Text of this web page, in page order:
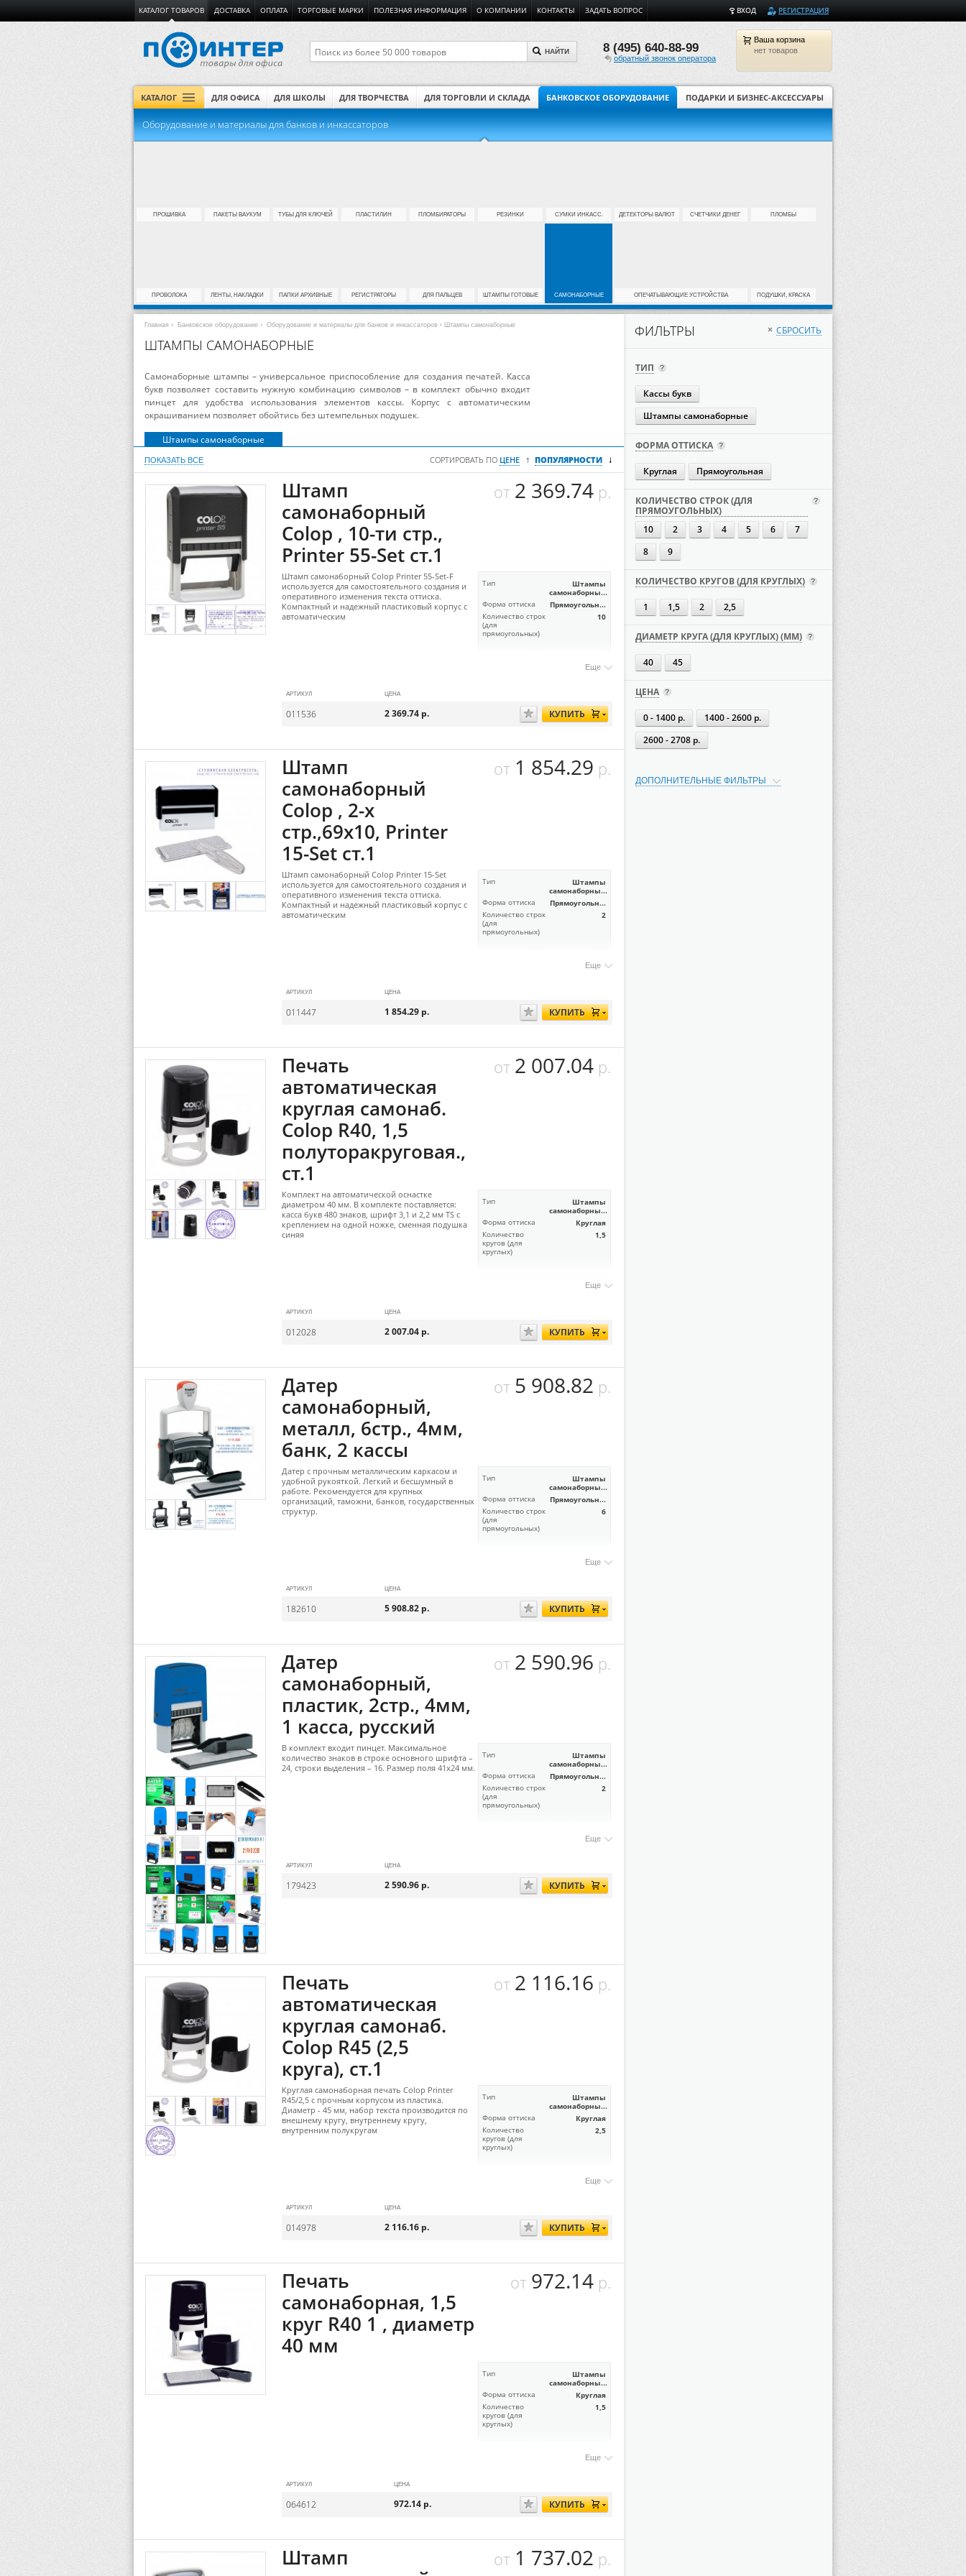
ВХОД РЕГИСТРАЦИЯ
КАТАЛОГ ТОВАРОВ ДОСТАВКА ОПЛАТА ТОРГОВЫЕ МАРКИ ПОЛЕЗНАЯ ИНФОРМАЦИЯ О КОМПАНИИ КОНТАКТЫ ЗАДАТЬ ВОПРОС
Ваша корзина
нет товаров
8 (495) 640-88-99
обратный звонок оператора
НАЙТИ
КАТАЛОГ ДЛЯ ОФИСА ДЛЯ ШКОЛЫ ДЛЯ ТВОРЧЕСТВА ДЛЯ ТОРГОВЛИ И СКЛАДА БАНКОВСКОЕ ОБОРУДОВАНИЕ ПОДАРКИ И БИЗНЕС-АКСЕССУАРЫ
Оборудование и материалы для банков и инкассаторов
ПРОШИВКА ПАКЕТЫ ВАУКУМ ТУБЫ ДЛЯ КЛЮЧЕЙ ПЛАСТИЛИН ПЛОМБИРАТОРЫ РЕЗИНКИ СУМКИ ИНКАСС. ДЕТЕКТОРЫ ВАЛЮТ СЧЕТЧИКИ ДЕНЕГ ПЛОМБЫ
ПРОВОЛОКА ЛЕНТЫ, НАКЛАДКИ ПАПКИ АРХИВНЫЕ РЕГИСТРАТОРЫ ДЛЯ ПАЛЬЦЕВ ШТАМПЫ ГОТОВЫЕ САМОНАБОРНЫЕ ОПЕЧАТЫВАЮЩИЕ УСТРОЙСТВА ПОДУШКИ, КРАСКА
ФИЛЬТРЫ × СБРОСИТЬ
ТИП
Кассы букв
Штампы самонаборные
ФОРМА ОТТИСКА
Круглая Прямоугольная
КОЛИЧЕСТВО СТРОК (ДЛЯ
ПРЯМОУГОЛЬНЫХ)
10
2 3 4 5 6
7
8
9
КОЛИЧЕСТВО КРУГОВ (ДЛЯ КРУГЛЫХ)
1 1,5 2 2,5
ДИАМЕТР КРУГА (ДЛЯ КРУГЛЫХ) (ММ)
40 45
ЦЕНА
0 - 1400 р.
1400 - 2600 р.
2600 - 2708 р.
ДОПОЛНИТЕЛЬНЫЕ ФИЛЬТРЫ
Главная › Банковское оборудование › Оборудование и материалы для банков и инкассаторов › Штампы самонаборные
ШТАМПЫ САМОНАБОРНЫЕ
Самонаборные штампы – универсальное приспособление для создания печатей. Касса
букв позволяет составить нужную комбинацию символов – в комплект обычно входит
пинцет для удобства использования элементов кассы. Корпус с автоматическим
окрашиванием позволяет обойтись без штемпельных подушек.
Штампы самонаборные
ПОКАЗАТЬ ВСЕ СОРТИРОВАТЬ ПО ЦЕНЕ ↑ ПОПУЛЯРНОСТИ ↓
Штамп
самонаборный
Colop , 10-ти стр.,
Printer 55-Set ст.1
от 2 369.74 р.
Штамп самонаборный Colop Printer 55-Set-F
используется для самостоятельного создания и
оперативного изменения текста оттиска.
Компактный и надежный пластиковый корпус с
автоматическим
Тип
Штампы
самонаборны...
Форма оттиска Прямоугольн...
Количество строк
(для
прямоугольных)
10
Еще
АРТИКУЛ ЦЕНА
011536 2 369.74 р. КУПИТЬ
Штамп
самонаборный
Colop , 2-х
стр.,69х10, Printer
15-Set ст.1
от 1 854.29 р.
Штамп самонаборный Colop Printer 15-Set
используется для самостоятельного создания и
оперативного изменения текста оттиска.
Компактный и надежный пластиковый корпус с
автоматическим
Тип
Штампы
самонаборны...
Форма оттиска Прямоугольн...
Количество строк
(для
прямоугольных)
2
Еще
АРТИКУЛ ЦЕНА
011447 1 854.29 р. КУПИТЬ
Печать
автоматическая
круглая самонаб.
Colop R40, 1,5
полуторакруговая.,
ст.1
от 2 007.04 р.
Комплект на автоматической оснастке
диаметром 40 мм. В комплекте поставляется:
касса букв 480 знаков, шрифт 3,1 и 2,2 мм TS с
креплением на одной ножке, сменная подушка
синяя
Тип
Штампы
самонаборны...
Форма оттиска Круглая
Количество
кругов (для
круглых)
1,5
Еще
АРТИКУЛ ЦЕНА
012028 2 007.04 р. КУПИТЬ
Датер
самонаборный,
металл, 6стр., 4мм,
банк, 2 кассы
от 5 908.82 р.
Датер с прочным металлическим каркасом и
удобной рукояткой. Легкий и бесшумный в
работе. Рекомендуется для крупных
организаций, таможни, банков, государственных
структур.
Тип
Штампы
самонаборны...
Форма оттиска Прямоугольн...
Количество строк
(для
прямоугольных)
6
Еще
АРТИКУЛ ЦЕНА
182610 5 908.82 р. КУПИТЬ
Датер
самонаборный,
пластик, 2стр., 4мм,
1 касса, русский
от 2 590.96 р.
В комплект входит пинцет. Максимальное
количество знаков в строке основного шрифта –
24, строки выделения – 16. Размер поля 41х24 мм.
Тип
Штампы
самонаборны...
Форма оттиска Прямоугольн...
Количество строк
(для
прямоугольных)
2
Еще
АРТИКУЛ ЦЕНА
179423 2 590.96 р. КУПИТЬ
Печать
автоматическая
круглая самонаб.
Colop R45 (2,5
круга), ст.1
от 2 116.16 р.
Круглая самонаборная печать Colop Printer
R45/2,5 с прочным корпусом из пластика.
Диаметр - 45 мм, набор текста производится по
внешнему кругу, внутреннему кругу,
внутренним полукругам
Тип
Штампы
самонаборны...
Форма оттиска Круглая
Количество
кругов (для
круглых)
2,5
Еще
АРТИКУЛ ЦЕНА
014978 2 116.16 р. КУПИТЬ
Печать
самонаборная, 1,5
круг R40 1 , диаметр
40 мм
от 972.14 р.
Тип
Штампы
самонаборны...
Форма оттиска Круглая
Количество
кругов (для
круглых)
1,5
Еще
АРТИКУЛ ЦЕНА
064612 972.14 р. КУПИТЬ
Штамп
от 1 737.02 р.